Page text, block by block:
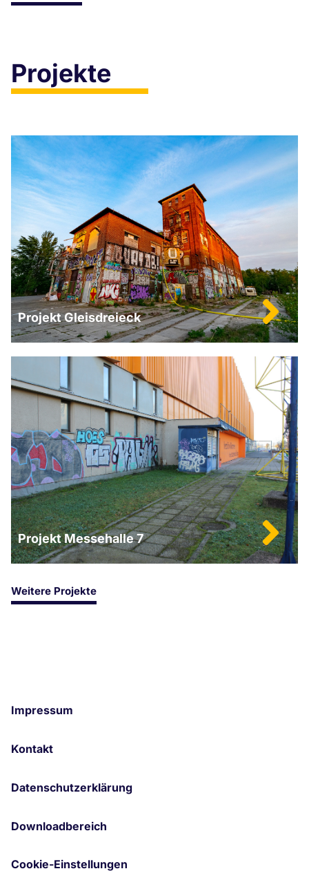
Projekte
Projekt Gleisdreieck
Projekt Messehalle 7
Weitere Projekte
Impressum
Kontakt
Datenschutzerklärung
Downloadbereich
Cookie-Einstellungen